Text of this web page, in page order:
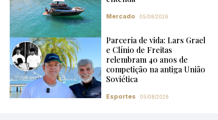
Mercado 05/08/2026
Parceria de vida: Lars Grael
e Clínio de Freitas
relembram 40 anos de
competição na antiga União
Soviética
Esportes 05/08/2026